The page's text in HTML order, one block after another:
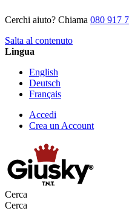
Cerchi aiuto? Chiama 080 917
Salta al contenuto
Lingua
English
Deutsch
Français
Accedi
Crea un Account
Cerca
Cerca